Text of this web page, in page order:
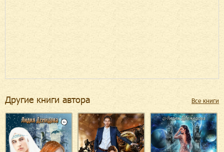
Другие книги автора Все книги